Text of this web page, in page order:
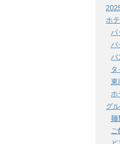
ホ
パ
パ
バ
東
ホ
グ
麺